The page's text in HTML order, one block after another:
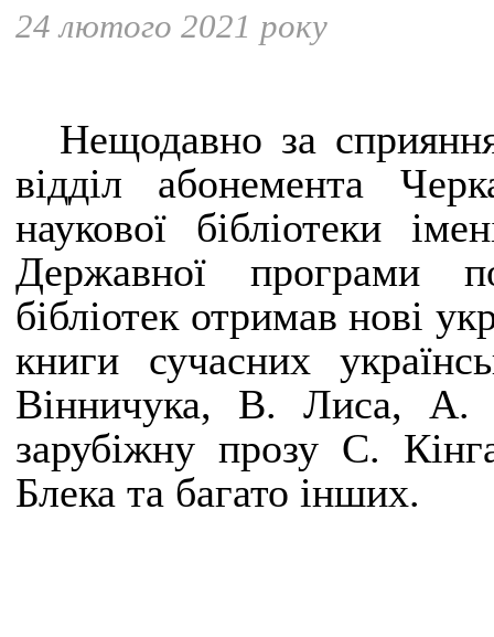
24 лютого 2021 року
Нещодавно за
відділ абонемента
наукової бібліотеки
Державної програми
бібліотек отримав нові
книги сучасних
Вінничука, В. Лиса, А.
зарубіжну прозу С.
Блека та багато інших.